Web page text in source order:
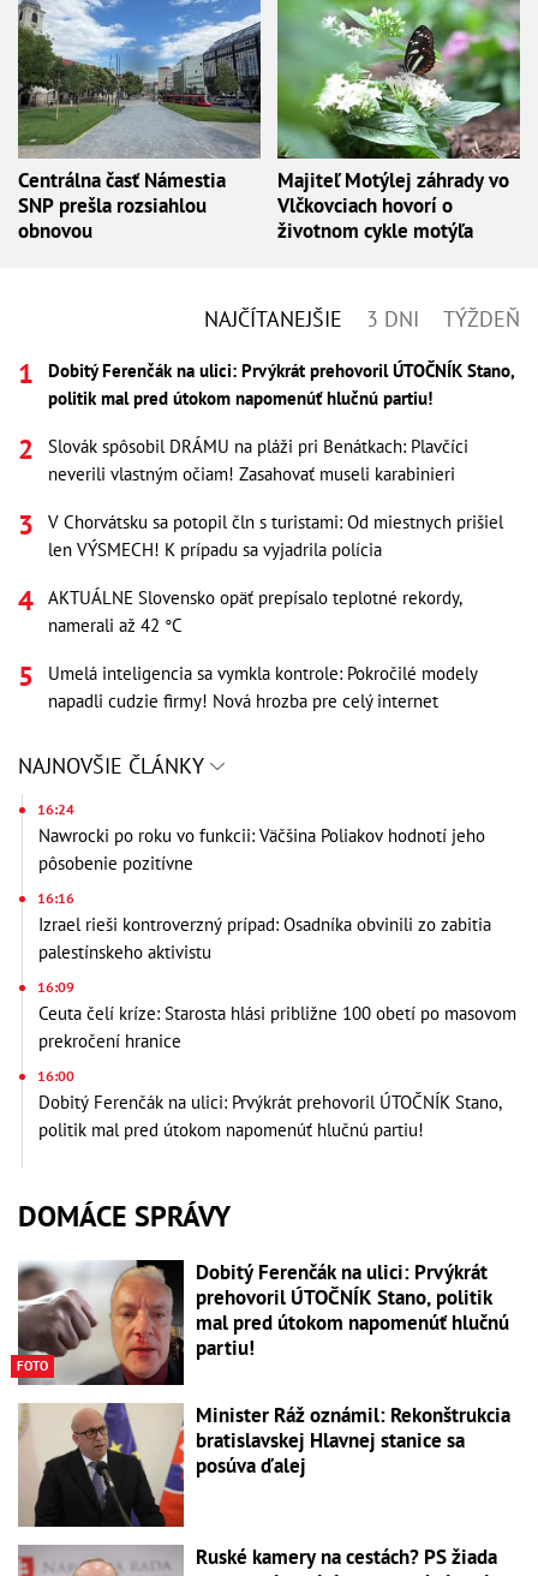
Centrálna časť Námestia
SNP prešla rozsiahlou
obnovou
Majiteľ Motýlej záhrady vo
Vlčkovciach hovorí o
životnom cykle motýľa
NAJČÍTANEJŠIE 3 DNI TÝŽDEŇ
Dobitý Ferenčák na ulici: Prvýkrát prehovoril ÚTOČNÍK Stano,
politik mal pred útokom napomenúť hlučnú partiu!
Slovák spôsobil DRÁMU na pláži pri Benátkach: Plavčíci
neverili vlastným očiam! Zasahovať museli karabinieri
V Chorvátsku sa potopil čln s turistami: Od miestnych prišiel
len VÝSMECH! K prípadu sa vyjadrila polícia
AKTUÁLNE Slovensko opäť prepísalo teplotné rekordy,
namerali až 42 °C
Umelá inteligencia sa vymkla kontrole: Pokročilé modely
napadli cudzie firmy! Nová hrozba pre celý internet
NAJNOVŠIE ČLÁNKY
16:24
Nawrocki po roku vo funkcii: Väčšina Poliakov hodnotí jeho
pôsobenie pozitívne
16:16
Izrael rieši kontroverzný prípad: Osadníka obvinili zo zabitia
palestínskeho aktivistu
16:09
Ceuta čelí kríze: Starosta hlási približne 100 obetí po masovom
prekročení hranice
16:00
Dobitý Ferenčák na ulici: Prvýkrát prehovoril ÚTOČNÍK Stano,
politik mal pred útokom napomenúť hlučnú partiu!
DOMÁCE SPRÁVY
FOTO
Dobitý Ferenčák na ulici: Prvýkrát
prehovoril ÚTOČNÍK Stano, politik
mal pred útokom napomenúť hlučnú
partiu!
Minister Ráž oznámil: Rekonštrukcia
bratislavskej Hlavnej stanice sa
posúva ďalej
Ruské kamery na cestách? PS žiada